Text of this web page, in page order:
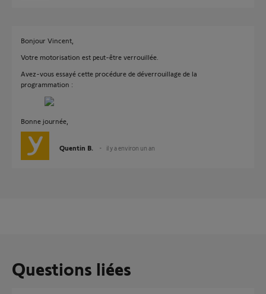
Bonjour Vincent,
Votre motorisation est peut-être verrouillée.
Avez-vous essayé cette procédure de déverrouillage de la
programmation :
Bonne journée,
Quentin B. il y a environ un an
Questions liées